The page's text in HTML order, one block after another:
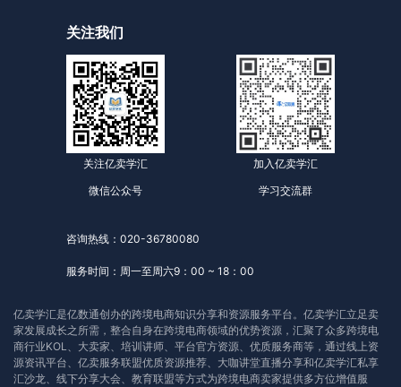
关注我们
关注亿卖学汇
微信公众号
加入亿卖学汇
学习交流群
咨询热线：020-36780080
服务时间：周一至周六9：00 ~ 18：00
亿卖学汇是亿数通创办的跨境电商知识分享和资源服务平台。亿卖学汇立足卖
家发展成长之所需，整合自身在跨境电商领域的优势资源，汇聚了众多跨境电
商行业KOL、大卖家、培训讲师、平台官方资源、优质服务商等，通过线上资
源资讯平台、亿卖服务联盟优质资源推荐、大咖讲堂直播分享和亿卖学汇私享
汇沙龙、线下分享大会、教育联盟等方式为跨境电商卖家提供多方位增值服